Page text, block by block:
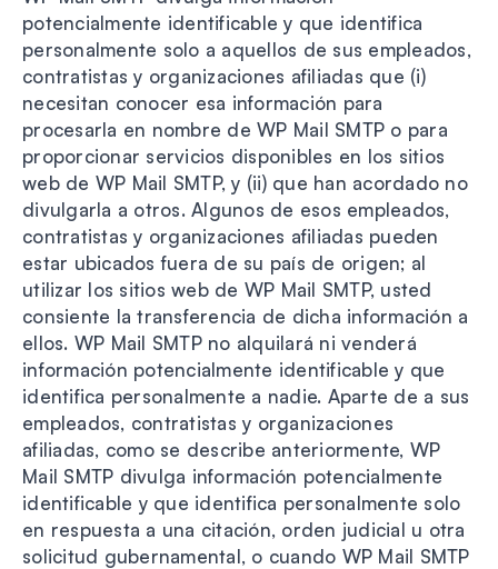
potencialmente identificable y que identifica
personalmente solo a aquellos de sus empleados,
contratistas y organizaciones afiliadas que (i)
necesitan conocer esa información para
procesarla en nombre de WP Mail SMTP o para
proporcionar servicios disponibles en los sitios
web de WP Mail SMTP, y (ii) que han acordado no
divulgarla a otros. Algunos de esos empleados,
contratistas y organizaciones afiliadas pueden
estar ubicados fuera de su país de origen; al
utilizar los sitios web de WP Mail SMTP, usted
consiente la transferencia de dicha información a
ellos. WP Mail SMTP no alquilará ni venderá
información potencialmente identificable y que
identifica personalmente a nadie. Aparte de a sus
empleados, contratistas y organizaciones
afiliadas, como se describe anteriormente, WP
Mail SMTP divulga información potencialmente
identificable y que identifica personalmente solo
en respuesta a una citación, orden judicial u otra
solicitud gubernamental, o cuando WP Mail SMTP